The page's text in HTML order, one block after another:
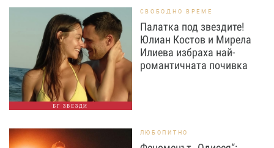
БГ ЗВЕЗДИ
СВОБОДНО ВРЕМЕ
Палатка под звездите!
Юлиан Костов и Мирела
Илиева избраха най-
романтичната почивка
ЛЮБОПИТНО